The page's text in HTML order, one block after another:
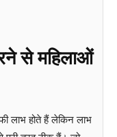
से महिलाओं
लाभ होते हैं लेकिन लाभ